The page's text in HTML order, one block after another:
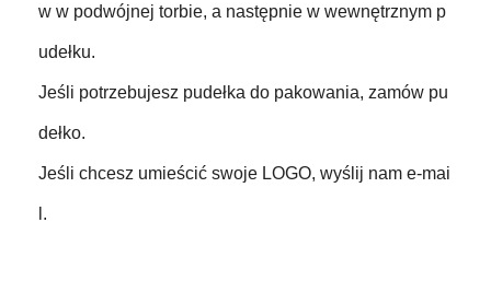
w w podwójnej torbie, a następnie w wewnętrznym p
udełku.
Jeśli potrzebujesz pudełka do pakowania, zamów pu
dełko.
Jeśli chcesz umieścić swoje LOGO, wyślij nam e-mai
l.